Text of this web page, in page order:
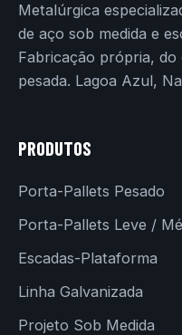
Metalúrgica
de aço sob medida e
Fabricação própria, do
pesada. Lagoa Azul,
PRODUTOS
Porta-Pallets Pesado
Porta-Pallets Leve /
Escadas-Plataforma
Linha Galvanizada
Projeto Sob Medida